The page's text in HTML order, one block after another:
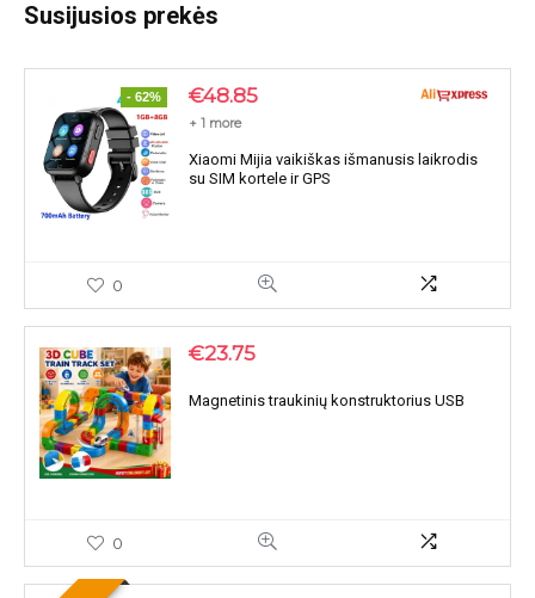
Susijusios prekės
- 62% €48.85
+ 1 more
Xiaomi Mijia vaikiškas išmanusis laikrodis
su SIM kortele ir GPS
0
€23.75
Magnetinis traukinių konstruktorius USB
0